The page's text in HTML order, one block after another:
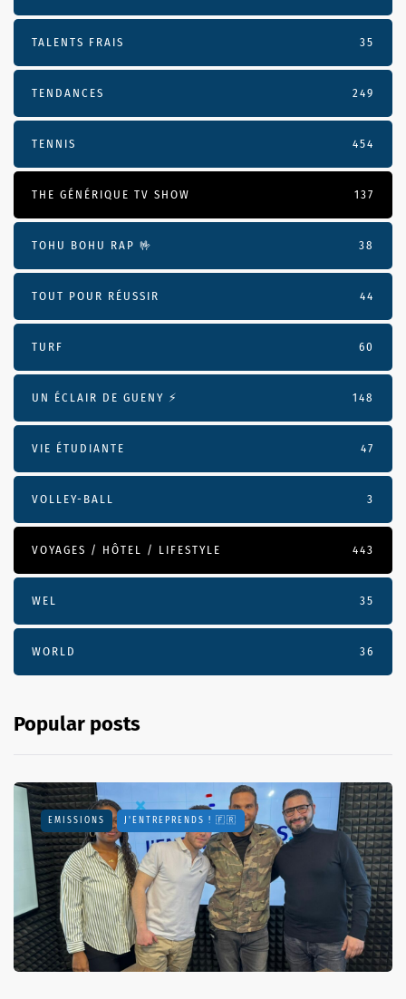
TALENTS FRAIS 35
TENDANCES 249
TENNIS 454
THE GÉNÉRIQUE TV SHOW 137
TOHU BOHU RAP 🤟 38
TOUT POUR RÉUSSIR 44
TURF 60
UN ÉCLAIR DE GUENY ⚡️ 148
VIE ÉTUDIANTE 47
VOLLEY-BALL 3
VOYAGES / HÔTEL / LIFESTYLE 443
WEL 35
WORLD 36
Popular posts
EMISSIONS J'ENTREPRENDS ! 🇫🇷